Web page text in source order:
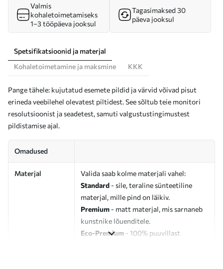
Valmis
kohaletoimetamiseks
1–3 tööpäeva jooksul
Tagasimaksed 30
päeva jooksul
Spetsifikatsioonid ja materjal
Kohaletoimetamine ja maksmine
KKK
Pange tähele: kujutatud esemete pildid ja värvid võivad pisut
erineda veebilehel olevatest piltidest. See sõltub teie monitori
resolutsioonist ja seadetest, samuti valgustustingimustest
pildistamise ajal.
Omadused
Materjal
Valida saab kolme materjali vahel:
Standard - sile, teraline sünteetiline
materjal, mille pind on läikiv.
Premium - matt materjal, mis sarnaneb
kunstnike lõuenditele.
Eco-Premium - 100% puuvillast